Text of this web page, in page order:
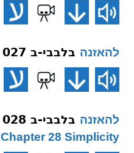
להאזנה בלבבי-ב 027 לשמה ושלא לשמה
להאזנה בלבבי-ב 028 תמימות
Chapter 28 Simplicity